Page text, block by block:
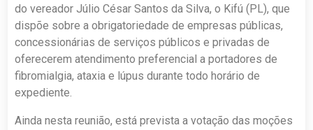
do vereador Júlio César Santos da Silva, o Kifú (PL), que
dispõe sobre a obrigatoriedade de empresas públicas,
concessionárias de serviços públicos e privadas de
oferecerem atendimento preferencial a portadores de
fibromialgia, ataxia e lúpus durante todo horário de
expediente.
Ainda nesta reunião, está prevista a votação das moções